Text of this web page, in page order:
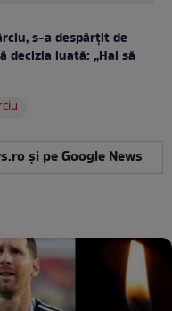
s-a despărțit de
decizia luată: „Hai să
și pe Google News